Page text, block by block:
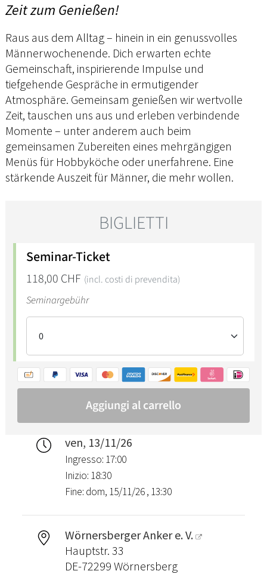
Zeit zum Genießen!
Raus aus dem Alltag – hinein in ein genussvolles
Männerwochenende. Dich erwarten echte
Gemeinschaft, inspirierende Impulse und
tiefgehende Gespräche in ermutigender
Atmosphäre. Gemeinsam genießen wir wertvolle
Zeit, tauschen uns aus und erleben verbindende
Momente – unter anderem auch beim
gemeinsamen Zubereiten eines mehrgängigen
Menüs für Hobbyköche oder unerfahrene. Eine
stärkende Auszeit für Männer, die mehr wollen.
ven, 13/11/26
Ingresso: 17:00
Inizio: 18:30
Fine: dom, 15/11/26 , 13:30
Wörnersberger Anker e. V.
Hauptstr. 33
DE-72299 Wörnersberg